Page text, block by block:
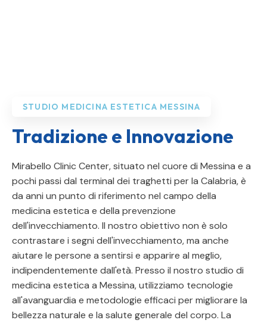
STUDIO MEDICINA ESTETICA MESSINA
Tradizione e Innovazione
Mirabello Clinic Center, situato nel cuore di Messina e a
pochi passi dal terminal dei traghetti per la Calabria, è
da anni un punto di riferimento nel campo della
medicina estetica e della prevenzione
dell'invecchiamento. Il nostro obiettivo non è solo
contrastare i segni dell'invecchiamento, ma anche
aiutare le persone a sentirsi e apparire al meglio,
indipendentemente dall'età. Presso il nostro studio di
medicina estetica a Messina, utilizziamo tecnologie
all'avanguardia e metodologie efficaci per migliorare la
bellezza naturale e la salute generale del corpo. La